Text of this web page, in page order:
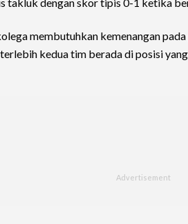
membutuhkan kemenangan
kedua tim berada di posisi